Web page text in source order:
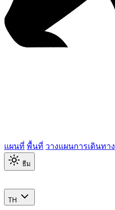
แผนที่ พื้นที่ วางแผนการเดินทาง
ธีม
TH